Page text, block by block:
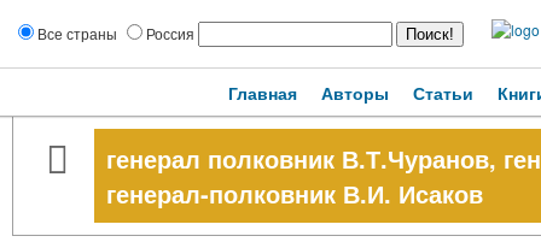
Все страны Россия
Главная Авторы Статьи
генерал полковник В.Т.Чуранов,
генерал-полковник В.И. Исаков